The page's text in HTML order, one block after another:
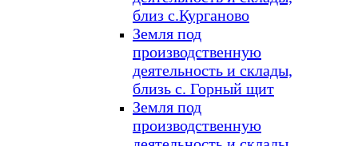
близ с.Курганово
Земля под
производственную
деятельность и склады,
близь с. Горный щит
Земля под
производственную